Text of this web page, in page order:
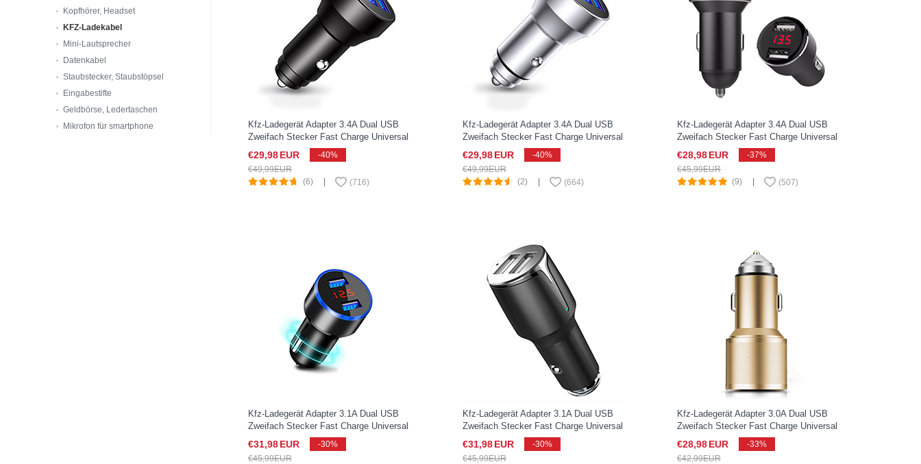
Kopfhörer, Headset
KFZ-Ladekabel
Mini-Lautsprecher
Datenkabel
Staubstecker, Staubstöpsel
Eingabestifte
Geldbörse, Ledertaschen
Mikrofon für smartphone
Kfz-Ladegerät Adapter 3.4A Dual USB
Zweifach Stecker Fast Charge Universal
K06 für Sony Xperia XZ2 Compact
Schwarz
€29,98EUR
-40%
€49,99EUR
(6)
(716)
Kfz-Ladegerät Adapter 3.4A Dual USB
Zweifach Stecker Fast Charge Universal
K06 für Sony Xperia XZ2 Compact Silber
€29,98EUR
-40%
€49,99EUR
(2)
(664)
Kfz-Ladegerät Adapter 3.4A Dual USB
Zweifach Stecker Fast Charge Universal
K04 für Sony Xperia XZ2 Compact
Schwarz
€28,98EUR
-37%
€45,99EUR
(9)
(507)
Kfz-Ladegerät Adapter 3.1A Dual USB
Zweifach Stecker Fast Charge Universal
K03 für Sony Xperia XZ2 Compact
Schwarz
€31,98EUR
-30%
€45,99EUR
Kfz-Ladegerät Adapter 3.1A Dual USB
Zweifach Stecker Fast Charge Universal
K02 für Sony Xperia XZ2 Compact
Schwarz
€31,98EUR
-30%
€45,99EUR
Kfz-Ladegerät Adapter 3.0A Dual USB
Zweifach Stecker Fast Charge Universal
K01 für Sony Xperia XZ2 Compact Gold
€28,98EUR
-33%
€42,99EUR